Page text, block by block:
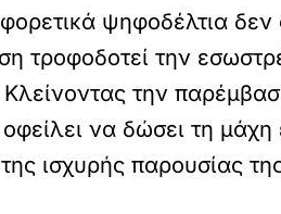
ψηφοδέλτια
τροφοδοτεί την
την
να δώσει τη
ισχυρής παρουσίας